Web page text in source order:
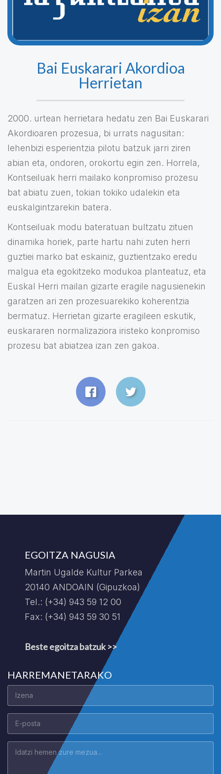
Bai Euskarari Akordioa
Herrietan
2000. urtean herrietara hedatu zen Bai Euskarari
Akordioaren prozesua, bi urrats nagusitan:
lehenbizi esperientzia pilotu batzuk jarri ziren
abian eta, ondoren, orokortu egin zen. Horrela,
Kontseiluak herri mailako konpromiso prozesu
bat abiatu zuen, tokian tokiko udalekin eta
euskalgintzarekin batera.
Kontseiluak modu bateratuan bultzatu zituen
dinamika horiek, parte hartu nahi zuten herri
guztiei marko bat eskainiz, guztientzako eredu
malgua eta egokitzeko modukoa planteatuz, eta
Euskal Herri mailan gizarte eragile nagusienekin
garatzen ari zen prozesuarekiko koherentzia
bermatuz. Herrietan gizarte eragileen eskutik,
euskararen normalizaziora iristeko konpromiso
prozesu bat abiatzea izan zen gakoa.
EGOITZA NAGUSIA
Martin Ugalde Kultur Parkea
20140 ANDOAIN (Gipuzkoa)
Tel.: (+34) 943 59 12 00
Fax: (+34) 943 59 30 51
Beste egoitza batzuk >>
HARREMANETARAKO